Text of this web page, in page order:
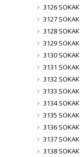
3126 SOKAK
3127 SOKAK
3128 SOKAK
3129 SOKAK
3130 SOKAK
3131 SOKAK
3132 SOKAK
3133 SOKAK
3134 SOKAK
3135 SOKAK
3136 SOKAK
3137 SOKAK
3138 SOKAK